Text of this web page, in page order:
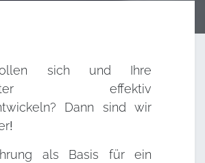
sich und Ihre
effektiv
Dann sind wir
!
als Basis für ein